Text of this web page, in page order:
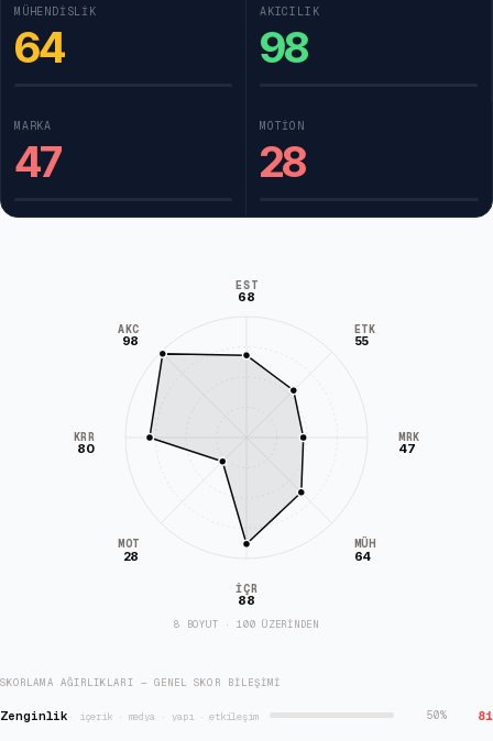
MÜHENDISLIK
64
AKICILIK
98
MARKA
47
MOTION
28
EST
68
ETK
55
MRK
47
MÜH
64
İÇR
88
MOT
28
KRR
80
AKC
98
8 BOYUT · 100 ÜZERİNDEN
SKORLAMA AĞIRLIKLARI — GENEL SKOR BILEŞIMI
Zenginlik · içerik · medya · yapı · etkileşim 50% 81